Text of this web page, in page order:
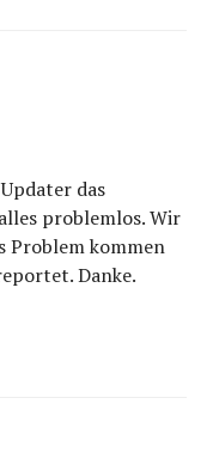
das
problemlos. Wir
Problem kommen
Danke.